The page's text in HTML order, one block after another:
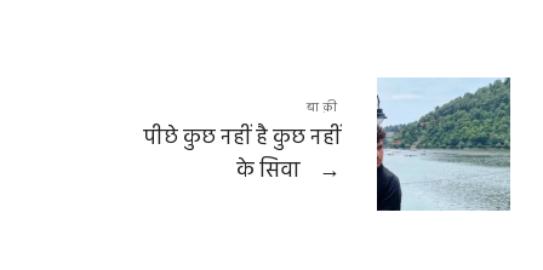
बाक़ी
पीछे कुछ नहीं है कुछ नहीं
के सिवा
→